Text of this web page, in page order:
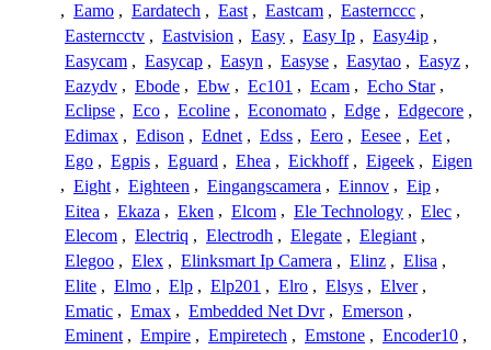
, Eamo , Eardatech , East , Eastcam , Easternccc ,
Easterncctv , Eastvision , Easy , Easy Ip , Easy4ip ,
Easycam , Easycap , Easyn , Easyse , Easytao , Easyz ,
Eazydv , Ebode , Ebw , Ec101 , Ecam , Echo Star ,
Eclipse , Eco , Ecoline , Economato , Edge , Edgecore ,
Edimax , Edison , Ednet , Edss , Eero , Eesee , Eet ,
Ego , Egpis , Eguard , Ehea , Eickhoff , Eigeek , Eigen
, Eight , Eighteen , Eingangscamera , Einnov , Eip ,
Eitea , Ekaza , Eken , Elcom , Ele Technology , Elec ,
Elecom , Electriq , Electrodh , Elegate , Elegiant ,
Elegoo , Elex , Elinksmart Ip Camera , Elinz , Elisa ,
Elite , Elmo , Elp , Elp201 , Elro , Elsys , Elver ,
Ematic , Emax , Embedded Net Dvr , Emerson ,
Eminent , Empire , Empiretech , Emstone , Encoder10 ,